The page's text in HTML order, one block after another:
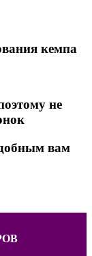
кемпа
не
вам